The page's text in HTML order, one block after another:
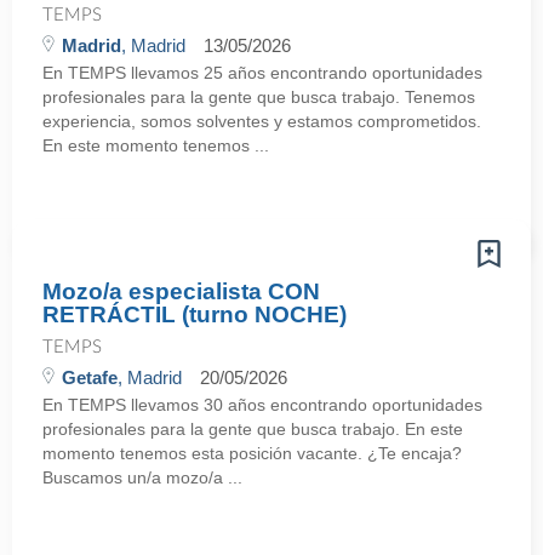
TEMPS
Madrid, Madrid 13/05/2026
En TEMPS llevamos 25 años encontrando oportunidades
profesionales para la gente que busca trabajo. Tenemos
experiencia, somos solventes y estamos comprometidos.
En este momento tenemos ...
Mozo/a especialista CON
RETRÁCTIL (turno NOCHE)
TEMPS
Getafe, Madrid 20/05/2026
En TEMPS llevamos 30 años encontrando oportunidades
profesionales para la gente que busca trabajo. En este
momento tenemos esta posición vacante. ¿Te encaja?
Buscamos un/a mozo/a ...